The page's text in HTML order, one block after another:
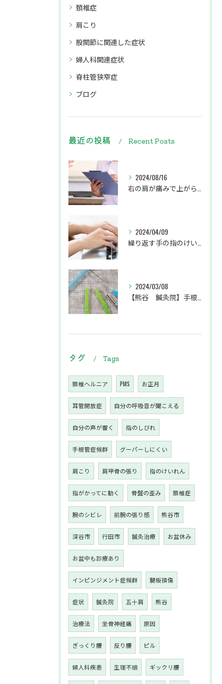
頚椎症
肩こり
股関節に関連した症状
婦人科関連症状
脊柱管狭窄症
ブログ
最近の投稿 Recent Posts
2024/08/16
2024/04/09
2024/03/08
タグ Tags
頚椎ヘルニア PMS お正月
耳管開放症 自分の呼吸音が聞こえる
自分の声が響く 指のしびれ
手根管症候群 グーパーしにくい
肩こり 肩甲骨の張り 指のけいれん
指がかってに動く 骨盤の歪み 頚椎症
腕のシビレ 前腕の張り感 熊谷市
深谷市 行田市 鍼灸治療 お盆休み
お盆中も診療あり
インピンジメント症候群 腱板損傷
症状 鍼灸院 五十肩 熊谷
治療法 坐骨神経痛 原因
ぎっくり腰 反り腰 ピル
婦人科疾患 生理不順 ギックリ腰